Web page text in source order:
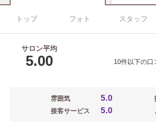
トップ フォト スタッフ
サロン平均
5.00 10件以下の口
雰囲気 5.0
接客サービス 5.0